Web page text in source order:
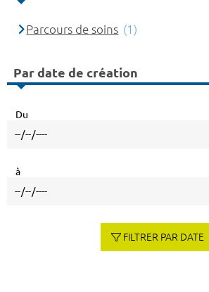
Parcours de soins (1)
Par date de création
Du
à
FILTRER PAR DATE